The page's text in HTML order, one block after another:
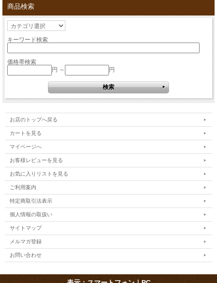
商品検索
キーワード検索
価格帯検索
円 ～
円
お店のトップへ戻る
カートを見る
マイページへ
お客様レビューを見る
お気に入りリストを見る
ご利用案内
特定商取引法表示
個人情報の取扱い
サイトマップ
メルマガ登録
お問い合わせ